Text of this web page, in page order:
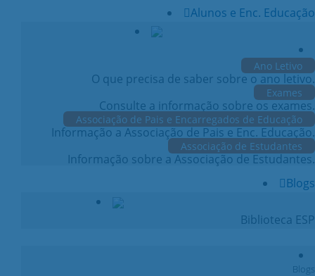
Alunos e Enc. Educação
Ano Letivo
O que precisa de saber sobre o ano letivo.
Exames
Consulte a informação sobre os exames.
Associação de Pais e Encarregados de Educação
Informação a Associação de Pais e Enc. Educação.
Associação de Estudantes
Informação sobre a Associação de Estudantes.
Blogs
Biblioteca ESP
Blogs